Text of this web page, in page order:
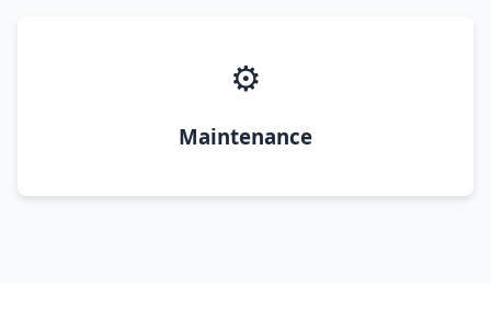
⚙️
Maintenance